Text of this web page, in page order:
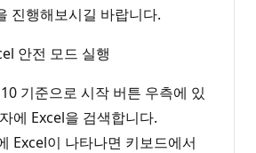
진행해보시길 바랍니다.
안전 모드 실행
기준으로 시작 버튼 우측에 있
에 Excel을 검색합니다.
Excel이 나타나면 키보드에서